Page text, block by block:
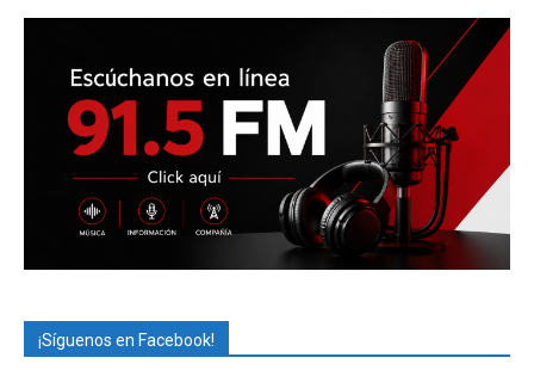
¡Síguenos en Facebook!